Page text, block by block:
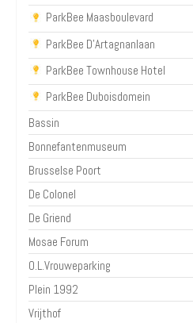
ParkBee Maasboulevard
ParkBee D'Artagnanlaan
ParkBee Townhouse Hotel
ParkBee Duboisdomein
Bassin
Bonnefantenmuseum
Brusselse Poort
De Colonel
De Griend
Mosae Forum
O.L.Vrouweparking
Plein 1992
Vrijthof